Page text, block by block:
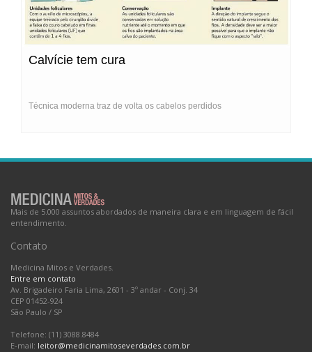
Calvície tem cura
Técnica moderna traz de volta os cabelos perdidos
Mais de 5.000 assuntos abordados de maneira clara e em linguagem de fácil
entendimento.
Contato
Medicina Mitos e Verdades.
Entre em contato
Av. Brigadeiro Faria Lima, 2601 - 3º andar - Conj. 34
CEP 01452-924
São Paulo / SP
Telefone: (11) 3088.8484
E-mail: leitor@medicinamitoseverdades.com.br